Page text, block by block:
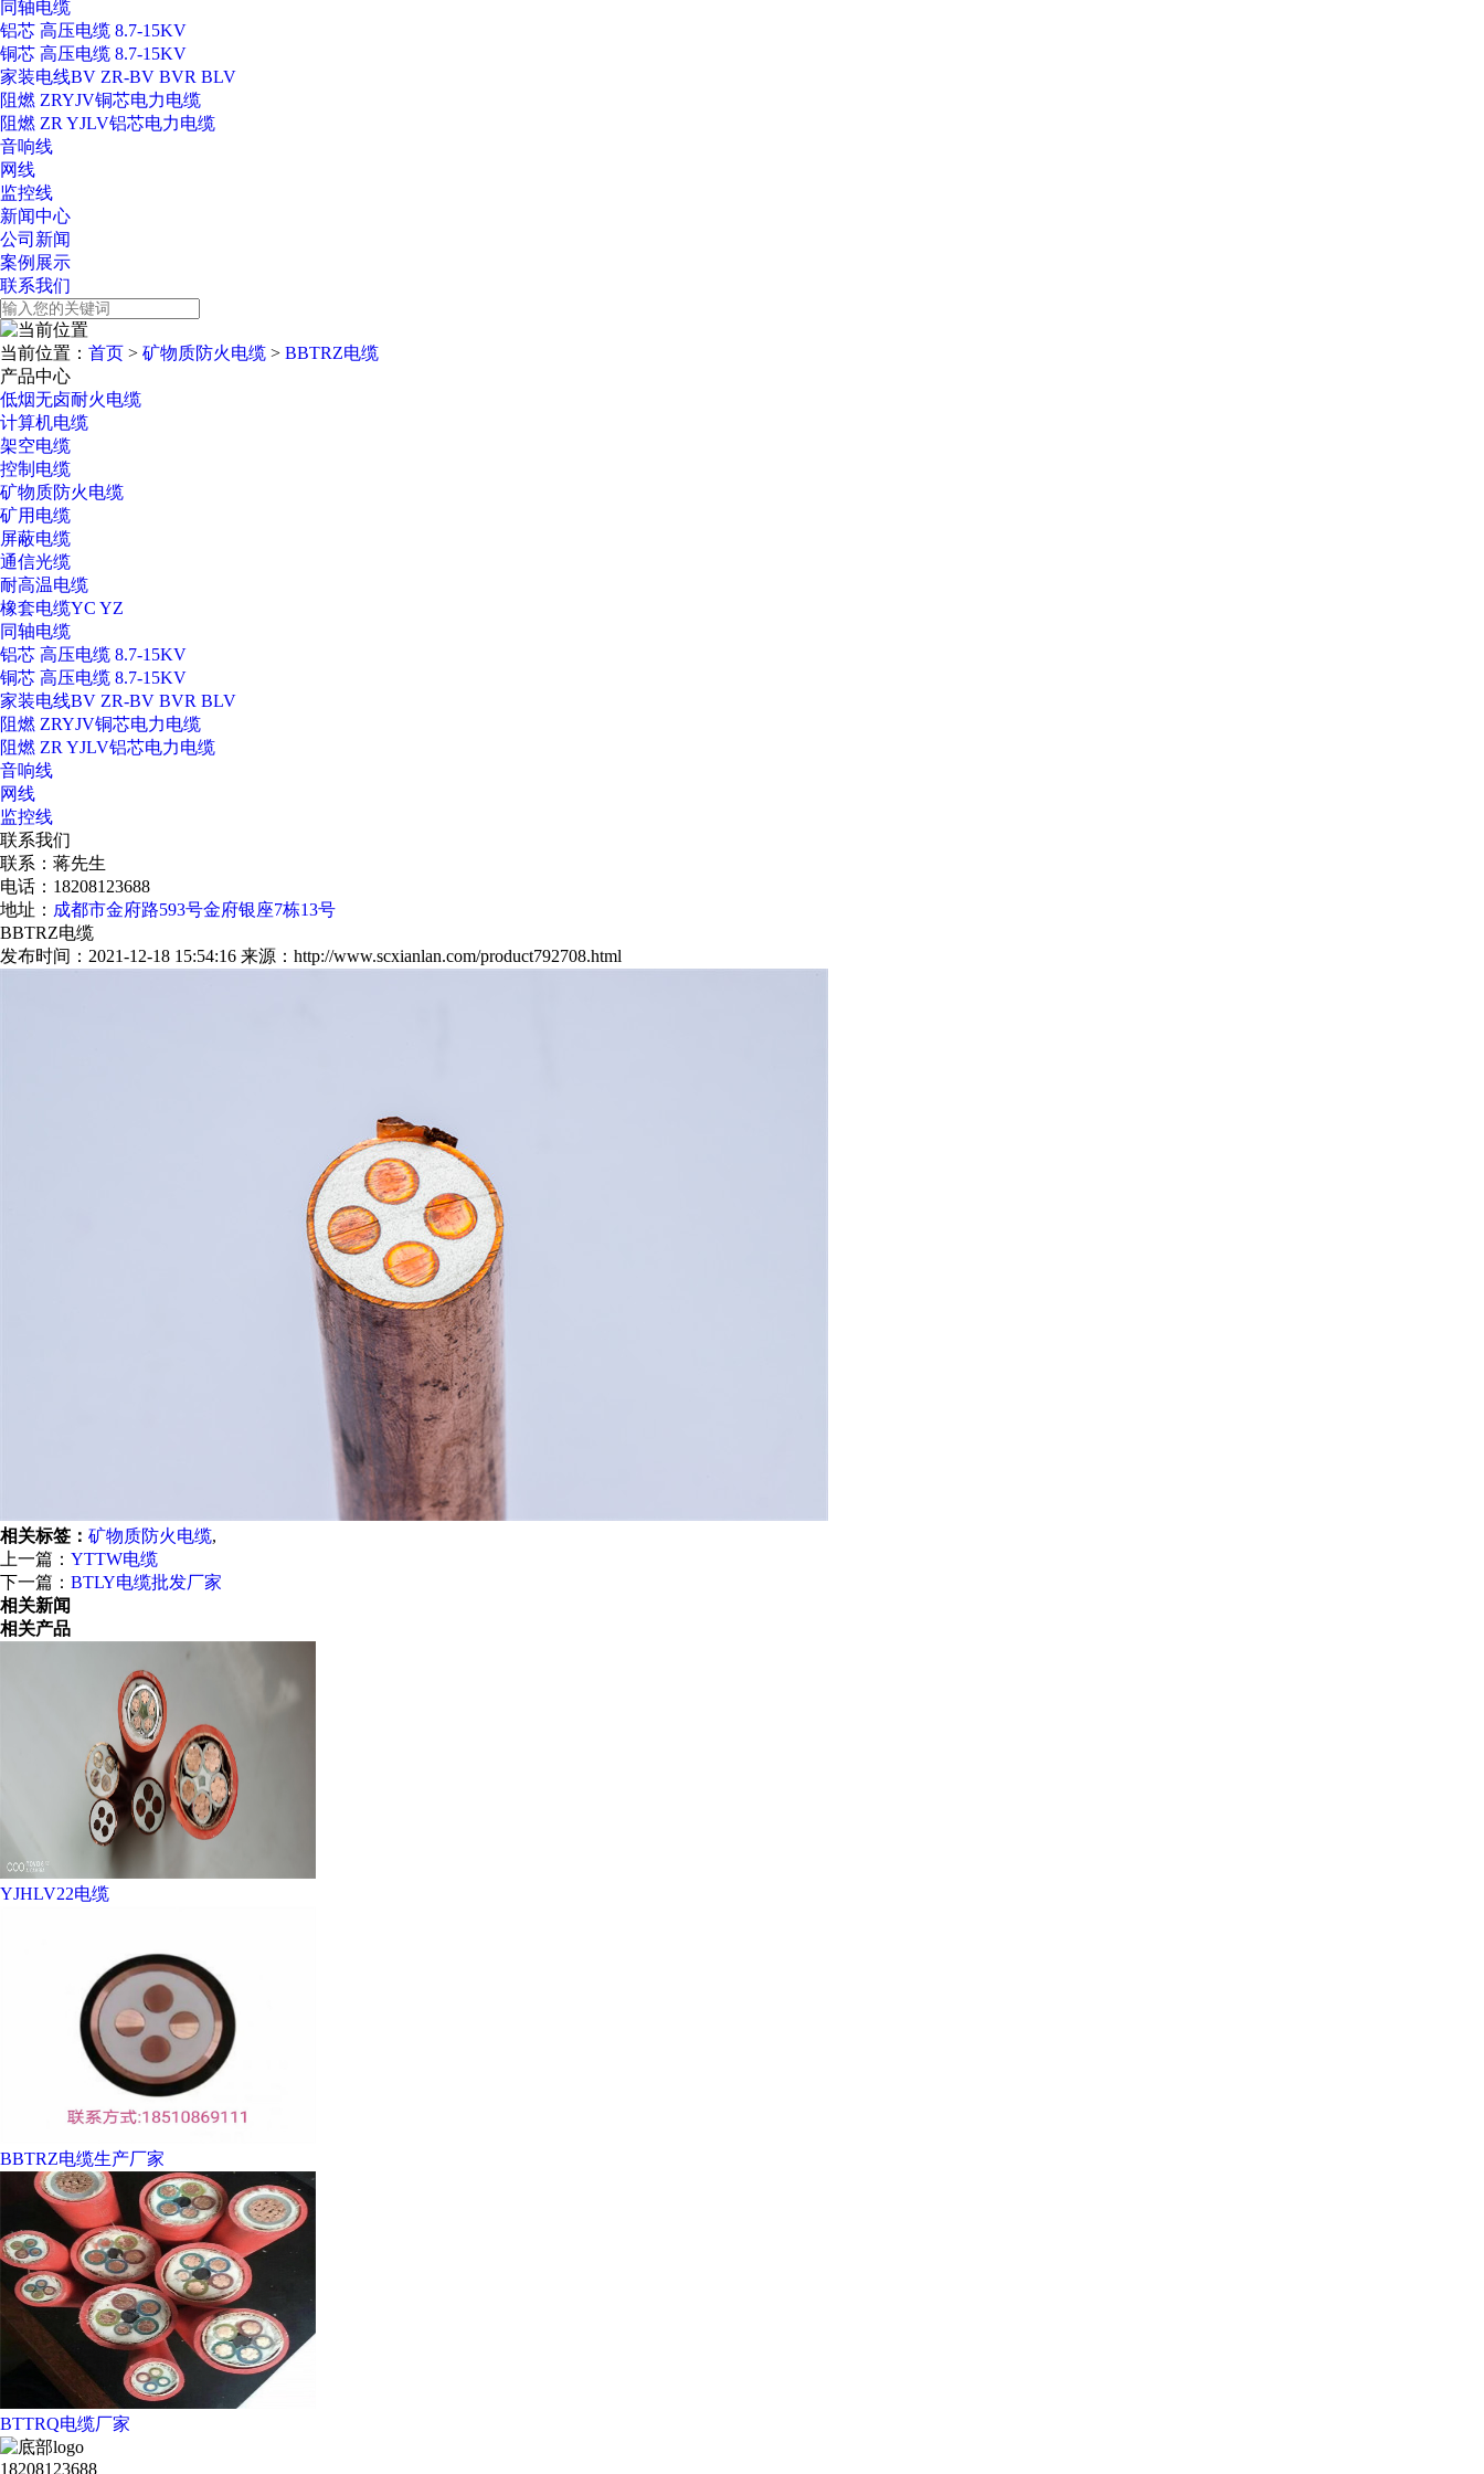
同轴电缆
铝芯 高压电缆 8.7-15KV
铜芯 高压电缆 8.7-15KV
家装电线BV ZR-BV BVR BLV
阻燃 ZRYJV铜芯电力电缆
阻燃 ZR YJLV铝芯电力电缆
音响线
网线
监控线
新闻中心
公司新闻
案例展示
联系我们
当前位置： 首页 > 矿物质防火电缆 > BBTRZ电缆
产品中心
低烟无卤耐火电缆
计算机电缆
架空电缆
控制电缆
矿物质防火电缆
矿用电缆
屏蔽电缆
通信光缆
耐高温电缆
橡套电缆YC YZ
同轴电缆
铝芯 高压电缆 8.7-15KV
铜芯 高压电缆 8.7-15KV
家装电线BV ZR-BV BVR BLV
阻燃 ZRYJV铜芯电力电缆
阻燃 ZR YJLV铝芯电力电缆
音响线
网线
监控线
联系我们
联系：蒋先生
电话：18208123688
地址： 成都市金府路593号金府银座7栋13号
BBTRZ电缆
发布时间：2021-12-18 15:54:16 来源：http://www.scxianlan.com/product792708.html
相关标签： 矿物质防火电缆,
上一篇： YTTW电缆
下一篇： BTLY电缆批发厂家
相关新闻
相关产品
YJHLV22电缆
BBTRZ电缆生产厂家
BTTRQ电缆厂家
18208123688